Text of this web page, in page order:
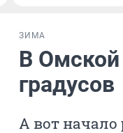
ЗИМА
В Омской
градусов
А вот начало